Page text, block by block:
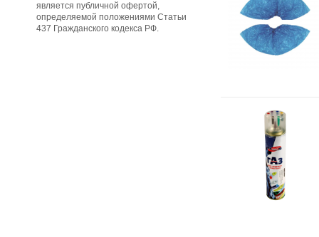
является публичной офертой,
определяемой положениями Статьи
437 Гражданского кодекса РФ.